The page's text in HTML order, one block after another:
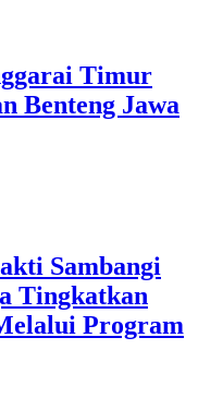
Timur
Benteng Jawa
Sambangi
Tingkatkan
Program